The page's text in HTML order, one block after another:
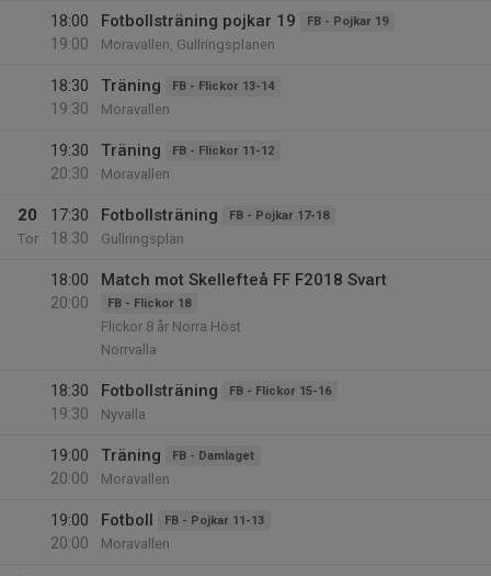
18:00
19:00
Fotbollsträning pojkar 19 FB - Pojkar 19
Moravallen, Gullringsplanen
18:30
19:30
Träning FB - Flickor 13-14
Moravallen
19:30
20:30
Träning FB - Flickor 11-12
Moravallen
20
Tor
17:30
18:30
Fotbollsträning FB - Pojkar 17-18
Gullringsplan
18:00
20:00
Match mot Skellefteå FF F2018 Svart
FB - Flickor 18
Flickor 8 år Norra Höst
Norrvalla
18:30
19:30
Fotbollsträning FB - Flickor 15-16
Nyvalla
19:00
20:00
Träning FB - Damlaget
Moravallen
19:00
20:00
Fotboll FB - Pojkar 11-13
Moravallen